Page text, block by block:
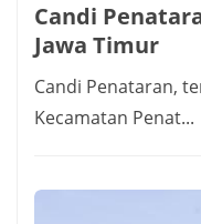
Candi
Jawa Timur
Candi Penataran,
Kecamatan Penat...